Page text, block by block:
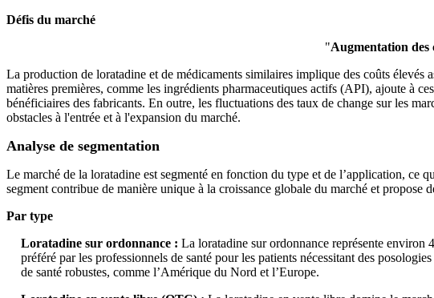
Défis du marché
"Augmentation des
La production de loratadine et de médicaments similaires implique des coûts élevés
matières premières, comme les ingrédients pharmaceutiques actifs (API), ajoute à
bénéficiaires des fabricants. En outre, les fluctuations des taux de change sur les
obstacles à l'entrée et à l'expansion du marché.
Analyse de segmentation
Le marché de la loratadine est segmenté en fonction du type et de l’application, ce
segment contribue de manière unique à la croissance globale du marché et propose
Par type
Loratadine sur ordonnance : La loratadine sur ordonnance représente environ
préféré par les professionnels de santé pour les patients nécessitant des
de santé robustes, comme l’Amérique du Nord et l’Europe.